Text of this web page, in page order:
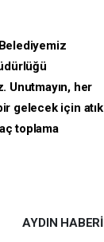
Belediyemiz
Unutmayın, her
gelecek için atık
toplama
AYDIN HABERİ